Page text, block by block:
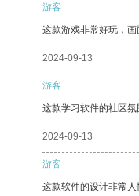
游客
这款游戏非常好玩，
2024-09-13
游客
这款学习软件的社区氛
2024-09-13
游客
这款软件的设计非常人